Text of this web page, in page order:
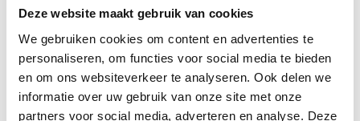
Deze website maakt gebruik van cookies
We gebruiken cookies om content en advertenties te
personaliseren, om functies voor social media te bieden
en om ons websiteverkeer te analyseren. Ook delen we
informatie over uw gebruik van onze site met onze
partners voor social media, adverteren en analyse. Deze
In Nederland hebben ze recent Sportzones
waarbij men naast de hardware, software en
Orgware op het sportpark, ook aandacht besteed
aan de directe omgeving: bv. de openbare wegen
naar een sportcomplex. Ook aanpassingen op vlak
van verkeersinfrastructuur kunnen het verschil